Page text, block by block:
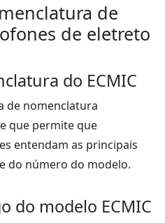
de
de eletreto
do ECMIC
de nomenclatura
que permite que
entendam as principais
do número do modelo.
do modelo ECMIC